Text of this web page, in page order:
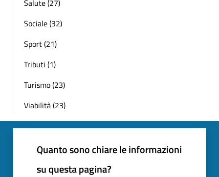
Salute (27)
Sociale (32)
Sport (21)
Tributi (1)
Turismo (23)
Viabilità (23)
Quanto sono chiare le informazioni
su questa pagina?